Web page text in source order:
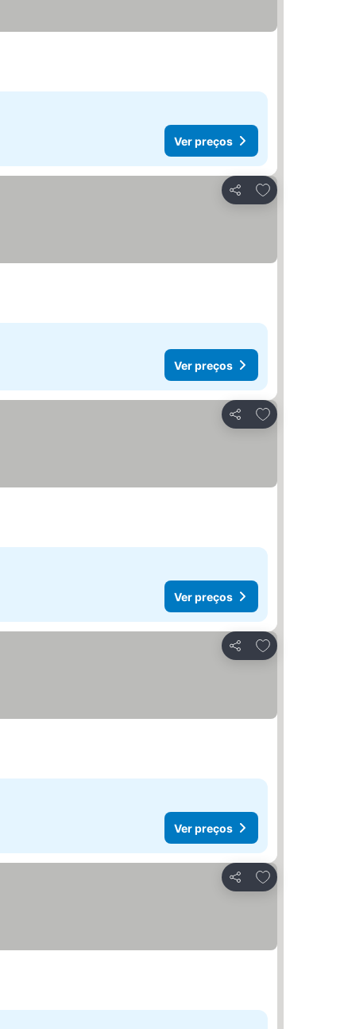
Ver preços
Partilhar
Adicionar aos
Ver preços
Partilhar
Adicionar aos
Ver preços
Partilhar
Adicionar aos
Ver preços
Partilhar
Adicionar aos